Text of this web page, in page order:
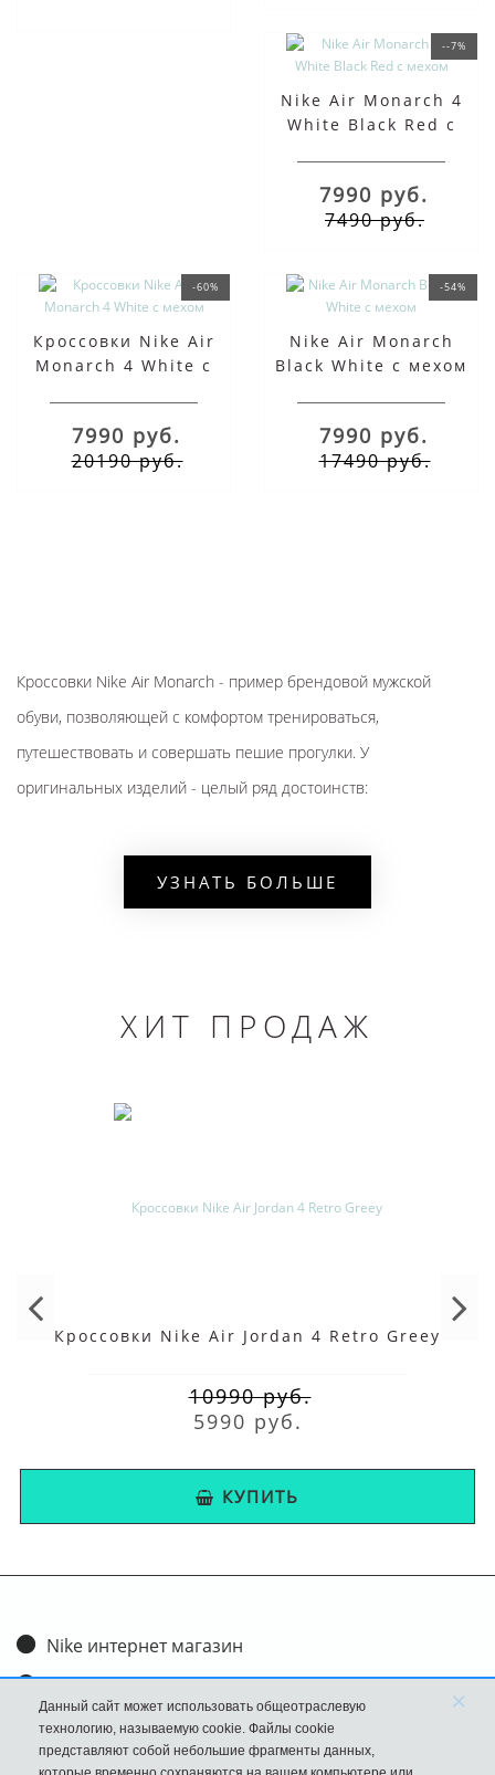
--7%
Nike Air Monarch 4
White Black Red с
7990 руб.
7490 руб.
-60%
Кроссовки Nike Air
Monarch 4 White с
7990 руб.
20190 руб.
-54%
Nike Air Monarch
Black White c мехом
7990 руб.
17490 руб.
Кроссовки Nike Air Monarch - пример брендовой мужской
обуви, позволяющей с комфортом тренироваться,
путешествовать и совершать пешие прогулки. У
оригинальных изделий - целый ряд достоинств:
прочная чёрная шнуровка;
уютные текстильные стельки;
любого активного досуга. Особенно интересна спортсменам
Купить продукцию Nike Air Monarch в СпБ можно через каталог
России.
УЗНАТЬ БОЛЬШЕ
ХИТ ПРОДАЖ
Кроссовки Nike Air Jordan 4 Retro Greey
10990 руб.
5990 руб.
КУПИТЬ
Nike интернет магазин
Доставка и оплата
Обмен и возврат
Размеры
Данный сайт может использовать общеотраслевую
технологию, называемую cookie. Файлы cookie
представляют собой небольшие фрагменты данных,
×